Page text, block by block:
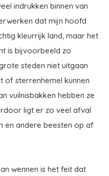
indrukken binnen van
dat mijn hoofd
kleurrijk land, maar het
is bijvoorbeeld zo
steden niet uitgaan
of sterrenhemel kunnen
vuilnisbakken hebben ze
ligt er zo veel afval
en andere beesten op af
wennen is het feit dat